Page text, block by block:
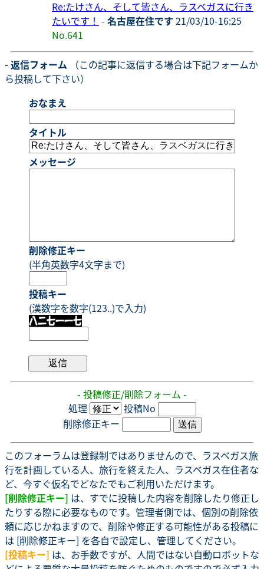
Re:たけさん、そして皆さん、ラスベガスに行き
たいです！ - 名古屋在住です 21/03/10-16:25
No.641
- 返信フォーム （この記事に返信する場合は下記フォームか
ら投稿して下さい）
おなまえ
タイトル
メッセージ
削除修正キー
(半角英数字4文字まで)
投稿キー
(漢数字を数字(123..)で入力)
- 投稿修正/削除フォーム -
処理
投稿No
削除修正キー
このフォーラムは登録制ではありませんので、ラスベガス旅
行を計画している人、旅行を終えた人、ラスベガス在住者な
ど、今すぐ仮名でどなたでもご利用いただけます。
[削除修正キー] は、すでに投稿した内容を削除したり修正し
たりする際に必要なものです。管理者側では、個別の削除依
頼に応じかねますので、削除や修正する可能性がある投稿に
は [削除修正キー] を各自で設定し、管理してください。
[投稿キー] は、お手数ですが、人間ではない自動ロボットな